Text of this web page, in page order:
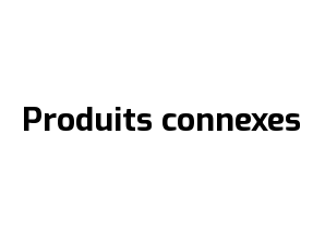
Produits connexes